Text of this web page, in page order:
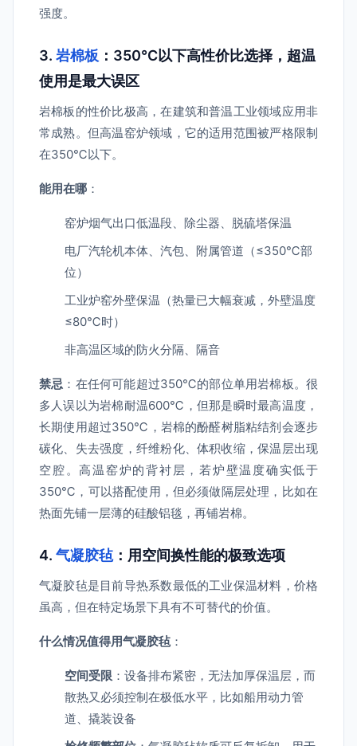
强度。
3. 岩棉板 ：350℃以下高性价比选择，超温
使用是最大误区
岩棉板的性价比极高，在建筑和普温工业领域应用非
常成熟。但高温窑炉领域，它的适用范围被严格限制
在350℃以下。
能用在哪 ：
窑炉烟气出口低温段、除尘器、脱硫塔保温
电厂汽轮机本体、汽包、附属管道（≤350℃部
位）
工业炉窑外壁保温（热量已大幅衰减，外壁温度
≤80℃时）
非高温区域的防火分隔、隔音
禁忌 ：在任何可能超过350℃的部位单用岩棉板。很
多人误以为岩棉耐温600℃，但那是瞬时最高温度，
长期使用超过350℃，岩棉的酚醛树脂粘结剂会逐步
碳化、失去强度，纤维粉化、体积收缩，保温层出现
空腔。高温窑炉的背衬层，若炉壁温度确实低于
350℃，可以搭配使用，但必须做隔层处理，比如在
热面先铺一层薄的硅酸铝毯，再铺岩棉。
4. 气凝胶毡：用空间换性能的极致选项
气凝胶毡是目前导热系数最低的工业保温材料，价格
虽高，但在特定场景下具有不可替代的价值。
什么情况值得用气凝胶毡：
空间受限 ：设备排布紧密，无法加厚保温层，而
散热又必须控制在极低水平，比如船用动力管
道、撬装设备